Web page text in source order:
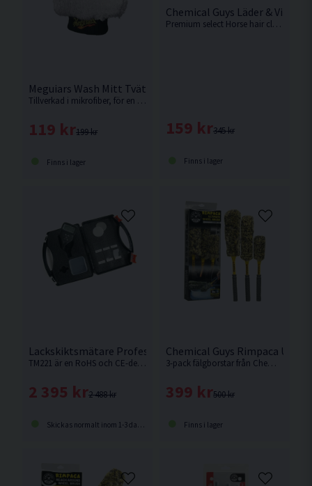
Meguiars Wash Mitt Tvätthandske
Tillverkad i mikrofiber, för en säker och högkvalitativ tvätt.
199 kr
119 kr
Finns i lager
Chemical Guys Läder &
Premium select Horse hair cleaning brush är en kvalitetsprodukt av naturliga fibrer för livslängd och effektivitet.
345 kr
159 kr
Finns i lager
Lackskiktsmätare Professionell TM221
TM221 är en RoHS och CE-deklarerad lackskiktsmätare för professionellt bruk och är av hög kvalitet.
2 488 kr
2 395 kr
Skickas normalt inom 1-3 dagar
Chemical Guys Rimpaca
3-pack fälgborstar från Chemical Guys i olika storlek.
500 kr
399 kr
Finns i lager